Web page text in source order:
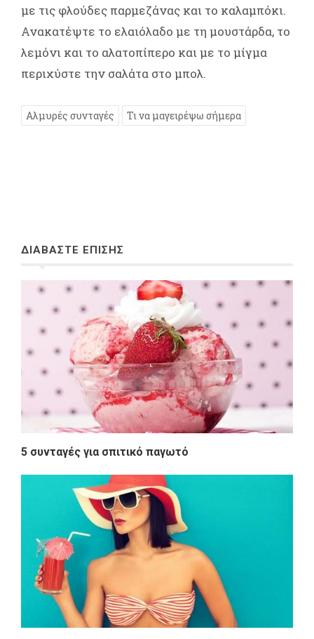
με τις φλούδες παρμεζάνας και το καλαμπόκι.
Ανακατέψτε το ελαιόλαδο με τη μουστάρδα, το
λεμόνι και το αλατοπίπερο και με το μίγμα
περιχύστε την σαλάτα στο μπολ.
Αλμυρές συνταγές Τι να μαγειρέψω σήμερα
ΔΙΑΒΑΣΤΕ ΕΠΙΣΗΣ
5 συνταγές για σπιτικό παγωτό